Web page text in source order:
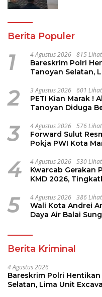
Berita Populer
1 4 Agustus 2026 815 Lihat
Bareskrim Polri
Tanoyan Selatan,
2 3 Agustus 2026 601 Lihat
PETI Kian Marak !
Tanoyan Diduga
3 4 Agustus 2026 576 Lihat
Forward Sulut
Pokja PWI Kota
4 4 Agustus 2026 530 Lihat
Kwarcab Gerakan
KMD 2026,
5 4 Agustus 2026 386 Lihat
Wali Kota Andrei
Daya Air Balai
Berita Kriminal
4 Agustus 2026
Bareskrim Polri
Selatan, Lima Unit